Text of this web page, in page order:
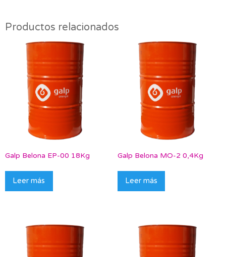
Productos relacionados
Galp Belona EP-00 18Kg
Leer más
Galp Belona MO-2 0,4Kg
Leer más